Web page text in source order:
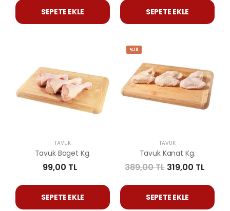
SEPETE EKLE SEPETE EKLE
TAVUK
Tavuk Baget Kg.
99,00 TL
SEPETE EKLE
%18
TAVUK
Tavuk Kanat Kg.
389,00 TL 319,00 TL
SEPETE EKLE